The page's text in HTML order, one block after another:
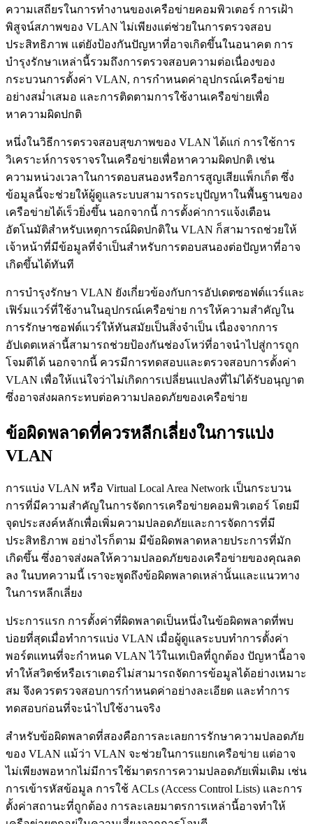
ความเสถียรในการทำงานของเครือข่ายคอมพิวเตอร์ การเฝ้า
พิสูจน์สภาพของ VLAN ไม่เพียงแต่ช่วยในการตรวจสอบ
ประสิทธิภาพ แต่ยังป้องกันปัญหาที่อาจเกิดขึ้นในอนาคต การ
บำรุงรักษาเหล่านี้รวมถึงการตรวจสอบความต่อเนื่องของ
กระบวนการตั้งค่า VLAN, การกำหนดค่าอุปกรณ์เครือข่าย
อย่างสม่ำเสมอ และการติดตามการใช้งานเครือข่ายเพื่อ
หาความผิดปกติ
หนึ่งในวิธีการตรวจสอบสุขภาพของ VLAN ได้แก่ การใช้การ
วิเคราะห์การจราจรในเครือข่ายเพื่อหาความผิดปกติ เช่น
ความหน่วงเวลาในการตอบสนองหรือการสูญเสียแพ็กเก็ต ซึ่ง
ข้อมูลนี้จะช่วยให้ผู้ดูแลระบบสามารถระบุปัญหาในพื้นฐานของ
เครือข่ายได้เร็วยิ่งขึ้น นอกจากนี้ การตั้งค่าการแจ้งเตือน
อัตโนมัติสำหรับเหตุการณ์ผิดปกติใน VLAN ก็สามารถช่วยให้
เจ้าหน้าที่มีข้อมูลที่จำเป็นสำหรับการตอบสนองต่อปัญหาที่อาจ
เกิดขึ้นได้ทันที
การบำรุงรักษา VLAN ยังเกี่ยวข้องกับการอัปเดตซอฟต์แวร์และ
เฟิร์มแวร์ที่ใช้งานในอุปกรณ์เครือข่าย การให้ความสำคัญใน
การรักษาซอฟต์แวร์ให้ทันสมัยเป็นสิ่งจำเป็น เนื่องจากการ
อัปเดตเหล่านี้สามารถช่วยป้องกันช่องโหว่ที่อาจนำไปสู่การถูก
โจมตีได้ นอกจากนี้ ควรมีการทดสอบและตรวจสอบการตั้งค่า
VLAN เพื่อให้แน่ใจว่าไม่เกิดการเปลี่ยนแปลงที่ไม่ได้รับอนุญาต
ซึ่งอาจส่งผลกระทบต่อความปลอดภัยของเครือข่าย
ข้อผิดพลาดที่ควรหลีกเลี่ยงในการแบ่ง
VLAN
การแบ่ง VLAN หรือ Virtual Local Area Network เป็นกระบวน
การที่มีความสำคัญในการจัดการเครือข่ายคอมพิวเตอร์ โดยมี
จุดประสงค์หลักเพื่อเพิ่มความปลอดภัยและการจัดการที่มี
ประสิทธิภาพ อย่างไรก็ตาม มีข้อผิดพลาดหลายประการที่มัก
เกิดขึ้น ซึ่งอาจส่งผลให้ความปลอดภัยของเครือข่ายของคุณลด
ลง ในบทความนี้ เราจะพูดถึงข้อผิดพลาดเหล่านั้นและแนวทาง
ในการหลีกเลี่ยง
ประการแรก การตั้งค่าที่ผิดพลาดเป็นหนึ่งในข้อผิดพลาดที่พบ
บ่อยที่สุดเมื่อทำการแบ่ง VLAN เมื่อผู้ดูแลระบบทำการตั้งค่า
พอร์ตแทนที่จะกำหนด VLAN ไว้ในเทเบิลที่ถูกต้อง ปัญหานี้อาจ
ทำให้สวิตช์หรือเราเตอร์ไม่สามารถจัดการข้อมูลได้อย่างเหมาะ
สม จึงควรตรวจสอบการกำหนดค่าอย่างละเอียด และทำการ
ทดสอบก่อนที่จะนำไปใช้งานจริง
สำหรับข้อผิดพลาดที่สองคือการละเลยการรักษาความปลอดภัย
ของ VLAN แม้ว่า VLAN จะช่วยในการแยกเครือข่าย แต่อาจ
ไม่เพียงพอหากไม่มีการใช้มาตรการความปลอดภัยเพิ่มเติม เช่น
การเข้ารหัสข้อมูล การใช้ ACLs (Access Control Lists) และการ
ตั้งค่าสถานะที่ถูกต้อง การละเลยมาตรการเหล่านี้อาจทำให้